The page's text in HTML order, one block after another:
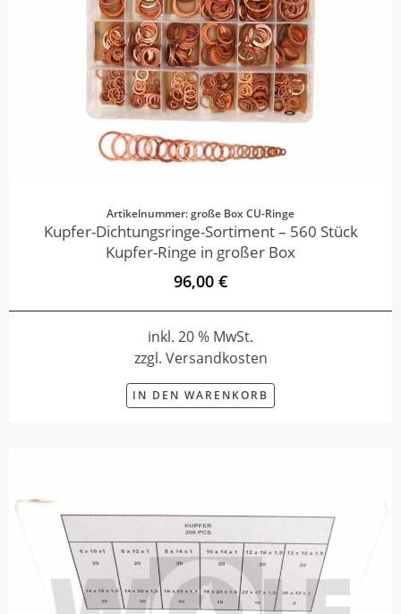
Artikelnummer: große Box CU-Ringe
Kupfer-Dichtungsringe-Sortiment – 560 Stück
Kupfer-Ringe in großer Box
96,00 €
inkl. 20 % MwSt.
zzgl. Versandkosten
IN DEN WARENKORB